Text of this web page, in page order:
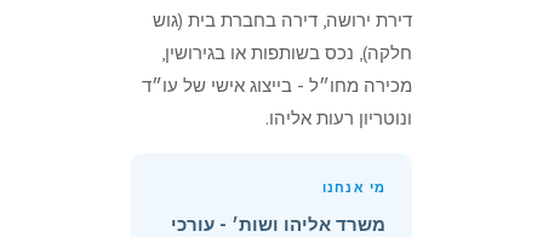
דירת ירושה, דירה בחברת בית (גוש
חלקה), נכס בשותפות או בגירושין,
מכירה מחו״ל - בייצוג אישי של עו״ד
ונוטריון רעות אליהו.
מי אנחנו
משרד אליהו ושות׳ - עורכי